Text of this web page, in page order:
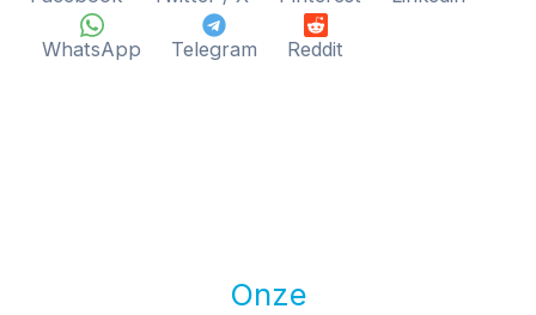
WhatsApp Telegram Reddit
Onze